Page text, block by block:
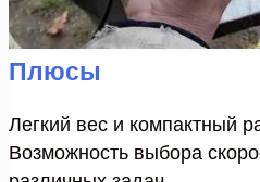
Плюсы
Легкий вес и компактный
Возможность выбора